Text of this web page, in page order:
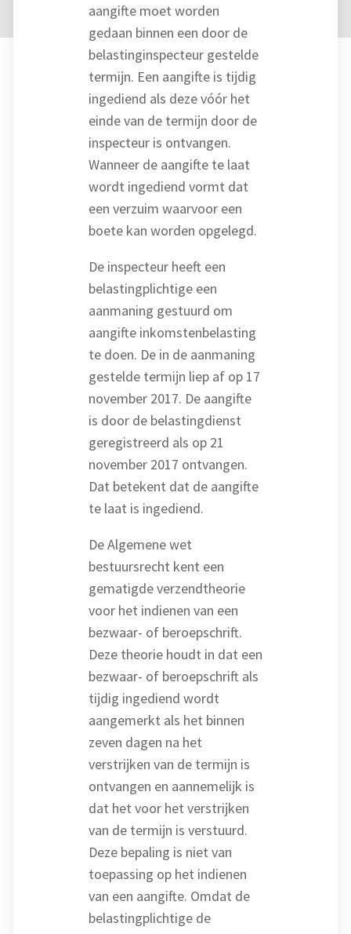
aangifte moet worden
gedaan binnen een door de
belastinginspecteur gestelde
termijn. Een aangifte is tijdig
ingediend als deze vóór het
einde van de termijn door de
inspecteur is ontvangen.
Wanneer de aangifte te laat
wordt ingediend vormt dat
een verzuim waarvoor een
boete kan worden opgelegd.
De inspecteur heeft een
belastingplichtige een
aanmaning gestuurd om
aangifte inkomstenbelasting
te doen. De in de aanmaning
gestelde termijn liep af op 17
november 2017. De aangifte
is door de belastingdienst
geregistreerd als op 21
november 2017 ontvangen.
Dat betekent dat de aangifte
te laat is ingediend.
De Algemene wet
bestuursrecht kent een
gematigde verzendtheorie
voor het indienen van een
bezwaar- of beroepschrift.
Deze theorie houdt in dat een
bezwaar- of beroepschrift als
tijdig ingediend wordt
aangemerkt als het binnen
zeven dagen na het
verstrijken van de termijn is
ontvangen en aannemelijk is
dat het voor het verstrijken
van de termijn is verstuurd.
Deze bepaling is niet van
toepassing op het indienen
van een aangifte. Omdat de
belastingplichtige de